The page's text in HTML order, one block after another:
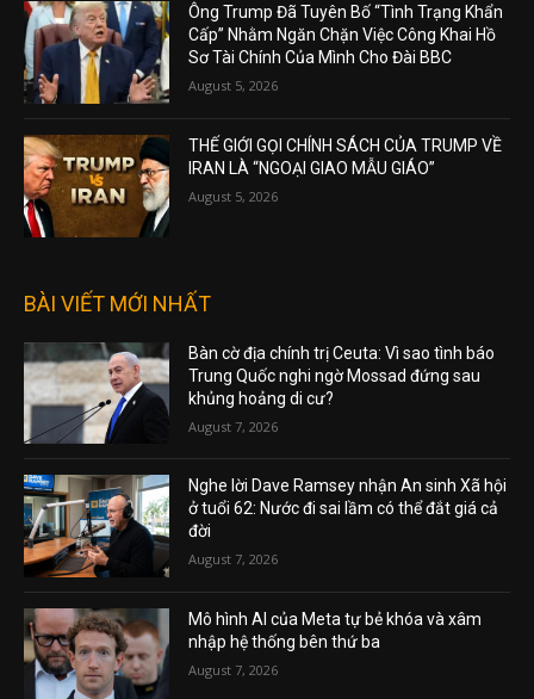
Ông Trump Đã Tuyên Bố “Tình Trạng Khẩn
Cấp” Nhằm Ngăn Chặn Việc Công Khai Hồ
Sơ Tài Chính Của Mình Cho Đài BBC
August 5, 2026
THẾ GIỚI GỌI CHÍNH SÁCH CỦA TRUMP VỀ
IRAN LÀ “NGOẠI GIAO MẪU GIÁO”
August 5, 2026
BÀI VIẾT MỚI NHẤT
Bàn cờ địa chính trị Ceuta: Vì sao tình báo
Trung Quốc nghi ngờ Mossad đứng sau
khủng hoảng di cư?
August 7, 2026
Nghe lời Dave Ramsey nhận An sinh Xã hội
ở tuổi 62: Nước đi sai lầm có thể đắt giá cả
đời
August 7, 2026
Mô hình AI của Meta tự bẻ khóa và xâm
nhập hệ thống bên thứ ba
August 7, 2026